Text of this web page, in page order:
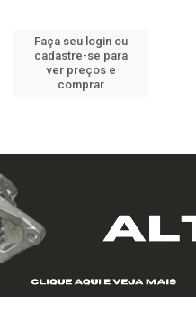
Faça seu login ou
cadastre-se para
ver preços e
comprar